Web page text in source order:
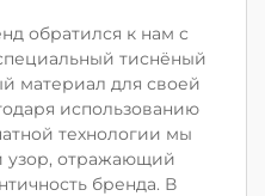
обратился к нам с
тиснёный
материал для своей
использованию
технологии мы
узор, отражающий
бренда. В